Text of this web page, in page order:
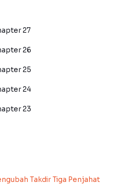
27
26
25
24
23
Takdir Tiga Penjahat